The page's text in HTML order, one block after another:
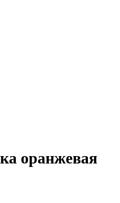
оранжевая